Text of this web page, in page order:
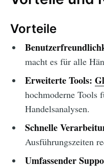
Vorteile
macht es für alle
Erweiterte Tools:
hochmoderne Tools
Handelsanalysen.
Schnelle
Ausführungszeiten
Umfassender